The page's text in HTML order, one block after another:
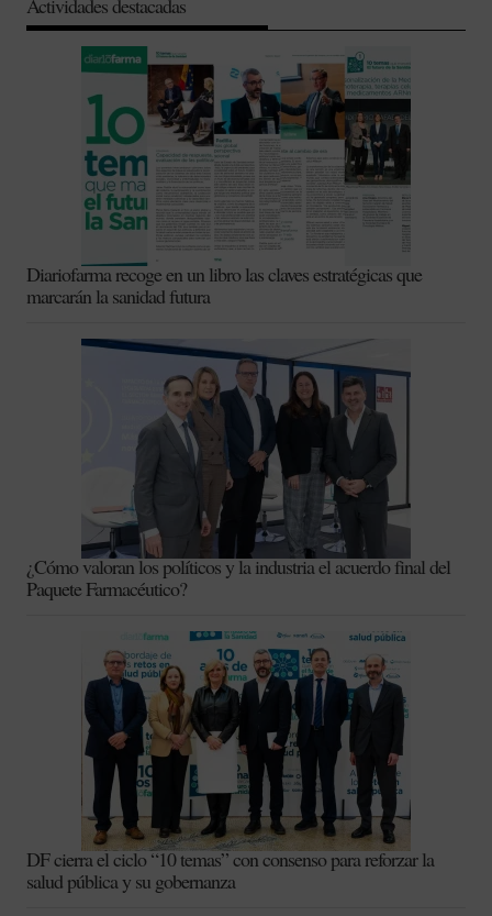
Actividades destacadas
Diariofarma recoge en un libro las claves estratégicas que
marcarán la sanidad futura
¿Cómo valoran los políticos y la industria el acuerdo final del
Paquete Farmacéutico?
DF cierra el ciclo “10 temas” con consenso para reforzar la
salud pública y su gobernanza